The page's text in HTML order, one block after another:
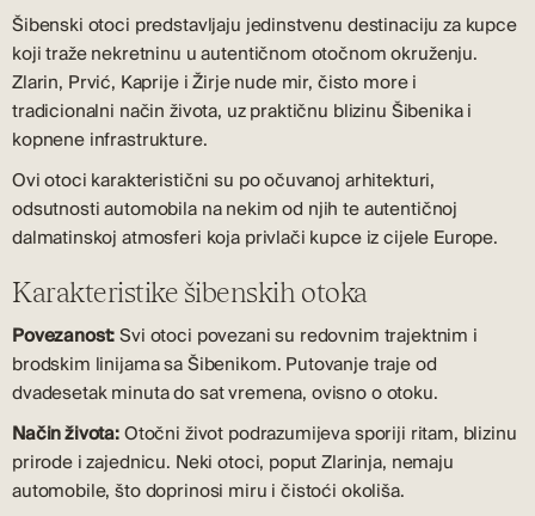
Šibenski otoci predstavljaju jedinstvenu destinaciju za kupce
koji traže nekretninu u autentičnom otočnom okruženju.
Zlarin, Prvić, Kaprije i Žirje nude mir, čisto more i
tradicionalni način života, uz praktičnu blizinu Šibenika i
kopnene infrastrukture.
Ovi otoci karakteristični su po očuvanoj arhitekturi,
odsutnosti automobila na nekim od njih te autentičnoj
dalmatinskoj atmosferi koja privlači kupce iz cijele Europe.
Karakteristike šibenskih otoka
Povezanost:Svi otoci povezani su redovnim trajektnim i
brodskim linijama sa Šibenikom. Putovanje traje od
dvadesetak minuta do sat vremena, ovisno o otoku.
Način života:Otočni život podrazumijeva sporiji ritam, blizinu
prirode i zajednicu. Neki otoci, poput Zlarinja, nemaju
automobile, što doprinosi miru i čistoći okoliša.